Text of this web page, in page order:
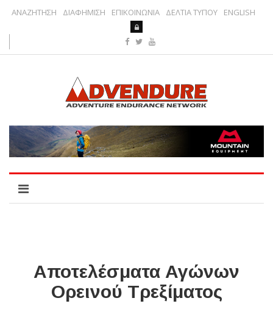
ΑΝΑΖΗΤΗΣΗ ΔΙΑΦΗΜΙΣΗ ΕΠΙΚΟΙΝΩΝΙΑ ΔΕΛΤΙΑ ΤΥΠΟΥ ENGLISH
Αποτελέσματα Αγώνων
Ορεινού Τρεξίματος